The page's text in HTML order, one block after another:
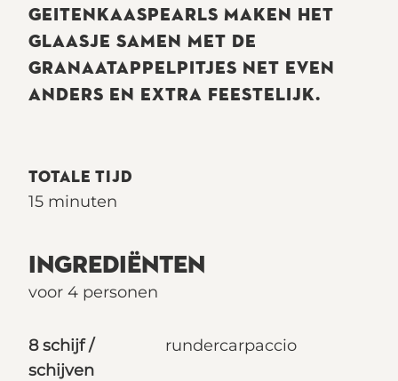
GEITENKAASPEARLS MAKEN HET
GLAASJE SAMEN MET DE
GRANAATAPPELPITJES NET EVEN
ANDERS EN EXTRA FEESTELIJK.
TOTALE TIJD
15 minuten
INGREDIËNTEN
voor 4 personen
8 schijf /
schijven
rundercarpaccio